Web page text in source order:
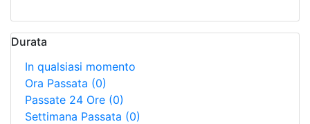
Durata
In qualsiasi momento
Ora Passata (0)
Passate 24 Ore (0)
Settimana Passata (0)